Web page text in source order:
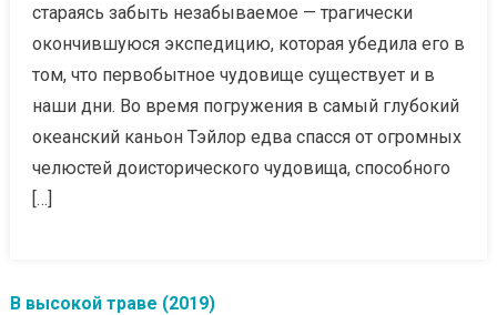
стараясь забыть незабываемое — трагически
окончившуюся экспедицию, которая убедила его в
том, что первобытное чудовище существует и в
наши дни. Во время погружения в самый глубокий
океанский каньон Тэйлор едва спасся от огромных
челюстей доисторического чудовища, способного
[…]
В высокой траве (2019)